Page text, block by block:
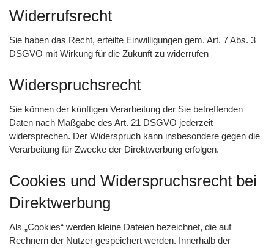
Widerrufsrecht
Sie haben das Recht, erteilte Einwilligungen gem. Art. 7 Abs. 3
DSGVO mit Wirkung für die Zukunft zu widerrufen
Widerspruchsrecht
Sie können der künftigen Verarbeitung der Sie betreffenden
Daten nach Maßgabe des Art. 21 DSGVO jederzeit
widersprechen. Der Widerspruch kann insbesondere gegen die
Verarbeitung für Zwecke der Direktwerbung erfolgen.
Cookies und Widerspruchsrecht bei
Direktwerbung
Als „Cookies“ werden kleine Dateien bezeichnet, die auf
Rechnern der Nutzer gespeichert werden. Innerhalb der